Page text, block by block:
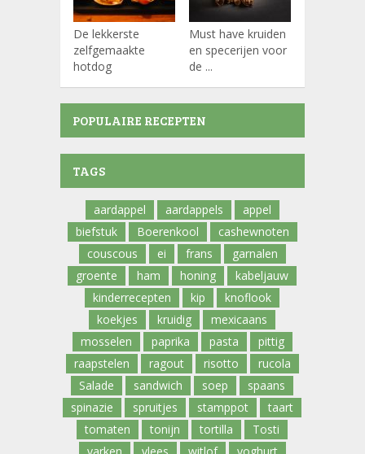
De lekkerste
zelfgemaakte
hotdog
Must have kruiden
en specerijen voor
de ...
POPULAIRE RECEPTEN
TAGS
aardappel aardappels
appel
biefstuk
Boerenkool
cashewnoten
couscous
ei frans
garnalen
groente
ham honing
kabeljauw
kinderrecepten
kip
knoflook
koekjes
kruidig
mexicaans
mosselen
paprika pasta
pittig
raapstelen
ragout risotto
rucola
Salade
sandwich soep
spaans
spinazie
spruitjes stamppot
taart
tomaten
tonijn tortilla
Tosti